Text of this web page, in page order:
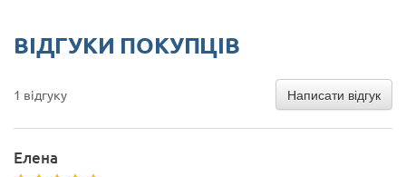
ВІДГУКИ ПОКУПЦІВ
1 відгуку Написати відгук
Елена